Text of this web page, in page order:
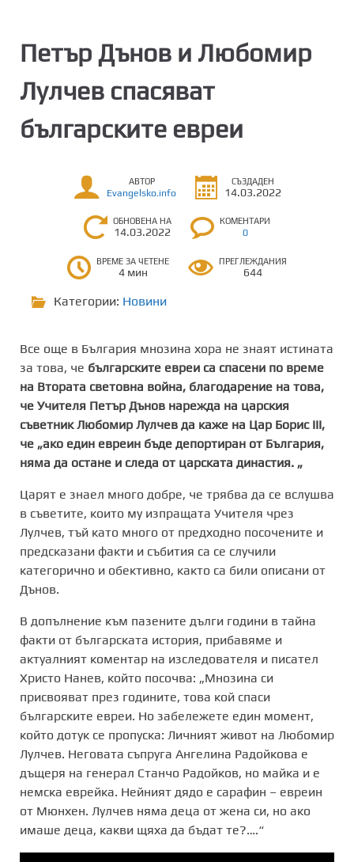
Петър Дънов и Любомир
Лулчев спасяват
българските евреи
АВТОР
Evangelsko.info
СЪЗДАДЕН
14.03.2022
ОБНОВЕНА НА
14.03.2022
КОМЕНТАРИ
0
ВРЕМЕ ЗА ЧЕТЕНЕ
4 мин
ПРЕГЛЕЖДАНИЯ
644
Категории: Новини
Все още в България мнозина хора не знаят истината
за това, че българските евреи са спасени по време
на Втората световна война, благодарение на това,
че Учителя Петър Дънов нарежда на царския
съветник Любомир Лулчев да каже на Цар Борис III,
че „ако един евреин бъде депортиран от България,
няма да остане и следа от царската династия. „
Царят е знаел много добре, че трябва да се вслушва
в съветите, които му изпращата Учителя чрез
Лулчев, тъй като много от предходно посочените и
предсказани факти и събития са се случили
категорично и обективно, както са били описани от
Дънов.
В допълнение към пазените дълги години в тайна
факти от българската история, прибавяме и
актуалният коментар на изследователя и писател
Христо Нанев, който посочва: „Мнозина си
присвояват през годините, това кой спаси
българските евреи. Но забележете един момент,
който дотук се пропуска: Личният живот на Любомир
Лулчев. Неговата съпруга Ангелина Радойкова е
дъщеря на генерал Станчо Радойков, но майка и е
немска еврейка. Нейният дядо е сарафин – евреин
от Мюнхен. Лулчев няма деца от жена си, но ако
имаше деца, какви щяха да бъдат те?….“